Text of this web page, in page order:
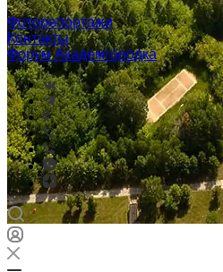
Фоторепортажи
Контакты
Форум Академгородка